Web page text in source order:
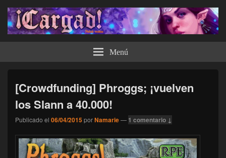
¡Cargad! Menú
[Crowdfunding] Phroggs; ¡vuelven
los Slann a 40.000!
Publicado el 06/04/2015porNamarie— 1 comentario ↓